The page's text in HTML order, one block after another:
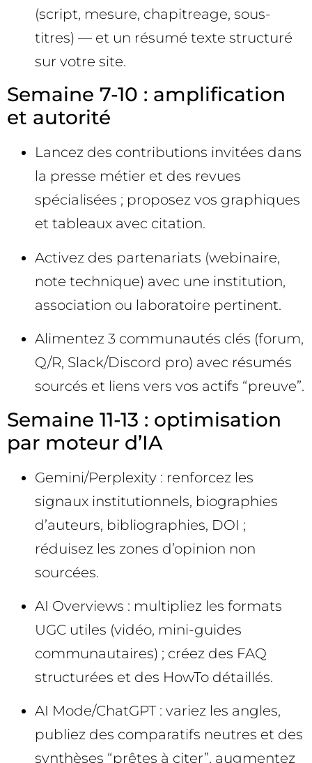
(script, mesure, chapitreage, sous-
titres) — et un résumé texte structuré
sur votre site.
Semaine 7-10 : amplification
et autorité
Lancez des contributions invitées dans
la presse métier et des revues
spécialisées ; proposez vos graphiques
et tableaux avec citation.
Activez des partenariats (webinaire,
note technique) avec une institution,
association ou laboratoire pertinent.
Alimentez 3 communautés clés (forum,
Q/R, Slack/Discord pro) avec résumés
sourcés et liens vers vos actifs “preuve”.
Semaine 11-13 : optimisation
par moteur d’IA
Gemini/Perplexity : renforcez les
signaux institutionnels, biographies
d’auteurs, bibliographies, DOI ;
réduisez les zones d’opinion non
sourcées.
AI Overviews : multipliez les formats
UGC utiles (vidéo, mini-guides
communautaires) ; créez des FAQ
structurées et des HowTo détaillés.
AI Mode/ChatGPT : variez les angles,
publiez des comparatifs neutres et des
synthèses “prêtes à citer”, augmentez